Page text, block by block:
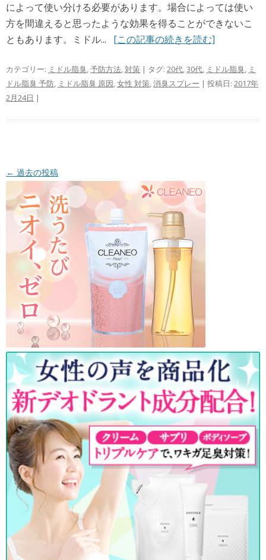
によって使い分ける必要があります。場合によっては使い
方を間違えると思ったような効果を得ることができないこ
ともあります。ミドル... [この記事の続きを読む]
カテゴリー: ミドル脂臭,予防方法,対策 | タグ: 20代,30代, ミドル脂臭, ミ
ドル脂臭 予防, ミドル脂臭 原因,女性 対策,消臭スプレー | 投稿日: 2017年
2月24日 |
投稿ナビゲーション
← 過去の投稿